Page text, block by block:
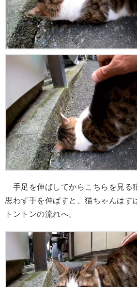
手足を伸ばしてからこちらを見る
思わず手を伸ばすと、猫ちゃんはす
トントンの流れへ。